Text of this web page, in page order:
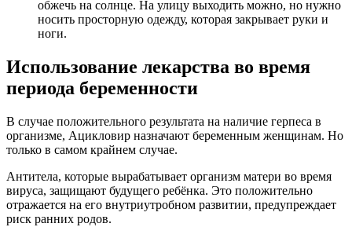
обжечь на солнце. На улицу выходить можно, но нужно
носить просторную одежду, которая закрывает руки и
ноги.
Использование лекарства во время
периода беременности
В случае положительного результата на наличие герпеса в
организме, Ацикловир назначают беременным женщинам. Но
только в самом крайнем случае.
Антитела, которые вырабатывает организм матери во время
вируса, защищают будущего ребёнка. Это положительно
отражается на его внутриутробном развитии, предупреждает
риск ранних родов.